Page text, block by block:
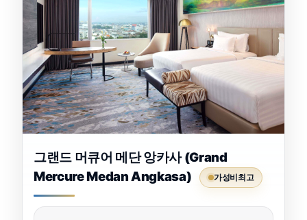
그랜드 머큐어 메단 앙카사 (Grand
Mercure Medan Angkasa)
가성비최고